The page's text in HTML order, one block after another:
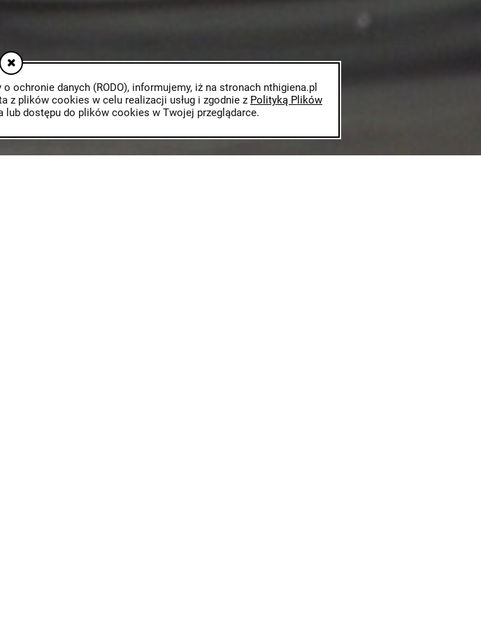
ochronie danych (RODO), informujemy, iż na stronach nthigiena.pl
z plików cookies w celu realizacji usług i zgodnie z Polityką Plików
lub dostępu do plików cookies w Twojej przeglądarce.